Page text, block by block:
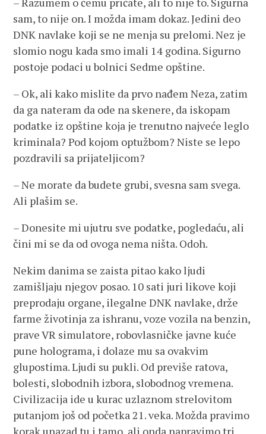
sam, to nije on. I možda imam dokaz. Jedini deo
DNK navlake koji se ne menja su prelomi. Nez je
slomio nogu kada smo imali 14 godina. Sigurno
postoje podaci u bolnici Sedme opštine.
– Ok, ali kako mislite da prvo nađem Neza, zatim
da ga nateram da ode na skenere, da iskopam
podatke iz opštine koja je trenutno najveće leglo
kriminala? Pod kojom optužbom? Niste se lepo
pozdravili sa prijateljicom?
– Ne morate da budete grubi, svesna sam svega.
Ali plašim se.
– Donesite mi ujutru sve podatke, pogledaću, ali
čini mi se da od ovoga nema ništa. Odoh.
Nekim danima se zaista pitao kako ljudi
zamišljaju njegov posao. 10 sati juri likove koji
preprodaju organe, ilegalne DNK navlake, drže
farme životinja za ishranu, voze vozila na benzin,
prave VR simulatore, robovlasničke javne kuće
pune holograma, i dolaze mu sa ovakvim
glupostima. Ljudi su pukli. Od previše ratova,
bolesti, slobodnih izbora, slobodnog vremena.
Civilizacija ide u kurac uzlaznom strelovitom
putanjom još od početka 21. veka. Možda pravimo
korak unazad tu i tamo, ali onda napravimo tri